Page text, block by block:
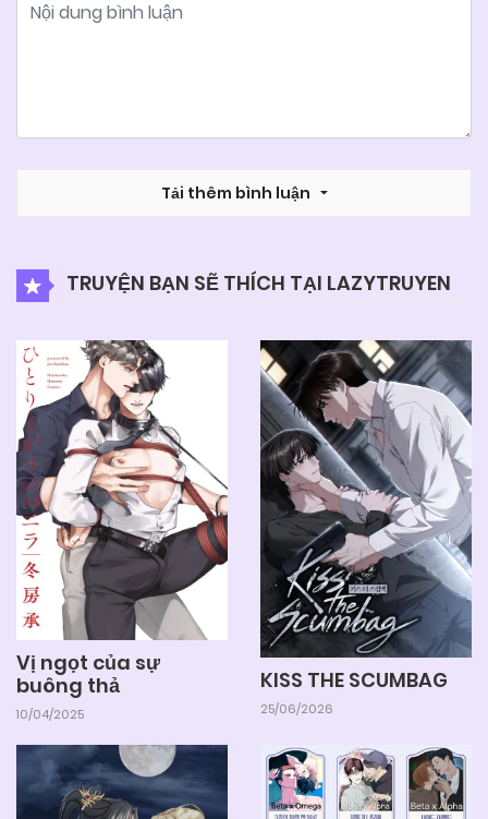
Chapter 89 25/06/2026
Chapter 84 25/06/2026
Chapter 83 25/06/2026
Chapter 82 25/06/2026
Chapter 81 25/06/2026
Chapter 80
Chapter 79 25/06/2026
Tải thêm bình luận
TRUYỆN BẠN SẼ THÍCH TẠI LAZYTRUYEN
Vị ngọt của sự
buông thả
10/04/2025
KISS THE SCUMBAG
25/06/2026